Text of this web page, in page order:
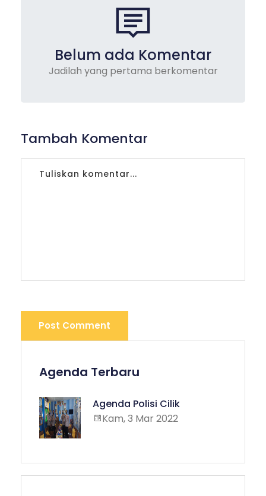
Belum ada Komentar
Jadilah yang pertama berkomentar
Tambah Komentar
Post Comment
Agenda Terbaru
Agenda Polisi Cilik
Kam, 3 Mar 2022